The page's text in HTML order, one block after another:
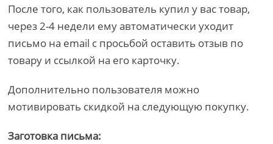
После того, как пользователь купил у вас товар,
через 2-4 недели ему автоматически уходит
письмо на email с просьбой оставить отзыв по
товару и ссылкой на его карточку.
Дополнительно пользователя можно
мотивировать скидкой на следующую покупку.
Заготовка письма: